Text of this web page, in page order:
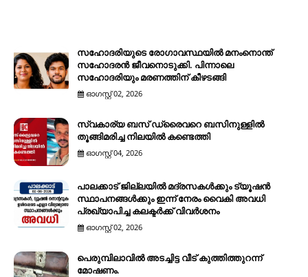
സഹോദരിയുടെ രോഗാവസ്ഥയിൽ മനംനൊന്ത്
സഹോദരൻ ജീവനൊടുക്കി. പിന്നാലെ
സഹോദരിയും മരണത്തിന് കീഴടങ്ങി
ഓഗസ്റ്റ് 02, 2026
സ്വകാര്യ ബസ് ഡ്രൈവറെ ബസിനുള്ളിൽ
തൂങ്ങിമരിച്ച നിലയിൽ കണ്ടെത്തി
ഓഗസ്റ്റ് 04, 2026
പാലക്കാട് ജില്ലയിൽ മദ്രസകൾക്കും ട്യൂഷൻ
സ്ഥാപനങ്ങൾക്കും ഇന്ന് നേരം വൈകി അവധി
പ്രഖ്യാപിച്ച കലക്ടർക്ക് വിവർശനം
ഓഗസ്റ്റ് 02, 2026
പെരുമ്പിലാവിൽ അടച്ചിട്ട വീട് കുത്തിത്തുറന്ന്
മോഷണം.